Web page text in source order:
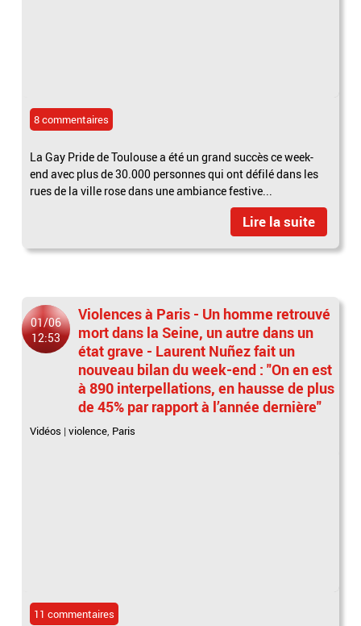
8 commentaires
La Gay Pride de Toulouse a été un grand succès ce week-
end avec plus de 30.000 personnes qui ont défilé dans les
rues de la ville rose dans une ambiance festive...
Lire la suite
01/06
12:53
Violences à Paris - Un homme retrouvé
mort dans la Seine, un autre dans un
état grave - Laurent Nuñez fait un
nouveau bilan du week-end : "On en est
à 890 interpellations, en hausse de plus
de 45% par rapport à l’année dernière"
Vidéos |violence, Paris
11 commentaires